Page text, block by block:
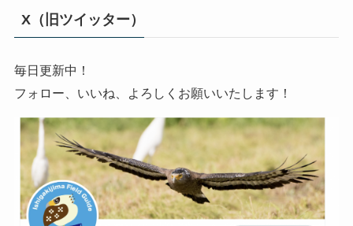
X（旧ツイッター）
毎日更新中！
フォロー、いいね、よろしくお願いいたします！